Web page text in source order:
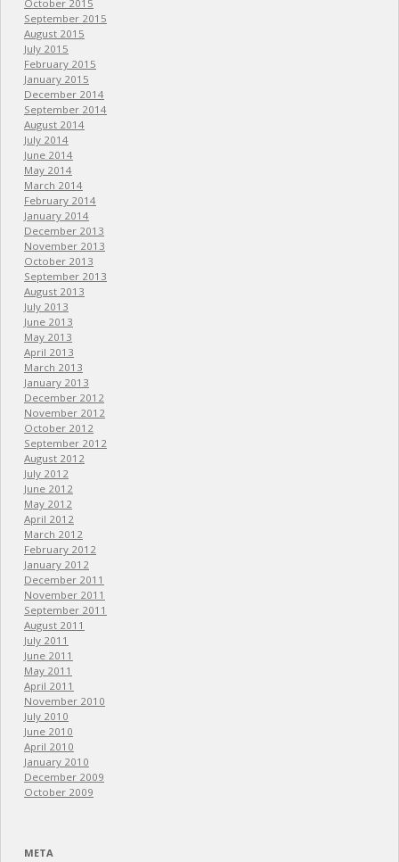
October 2015
September 2015
August 2015
July 2015
February 2015
January 2015
December 2014
September 2014
August 2014
July 2014
June 2014
May 2014
March 2014
February 2014
January 2014
December 2013
November 2013
October 2013
September 2013
August 2013
July 2013
June 2013
May 2013
April 2013
March 2013
January 2013
December 2012
November 2012
October 2012
September 2012
August 2012
July 2012
June 2012
May 2012
April 2012
March 2012
February 2012
January 2012
December 2011
November 2011
September 2011
August 2011
July 2011
June 2011
May 2011
April 2011
November 2010
July 2010
June 2010
April 2010
January 2010
December 2009
October 2009
META